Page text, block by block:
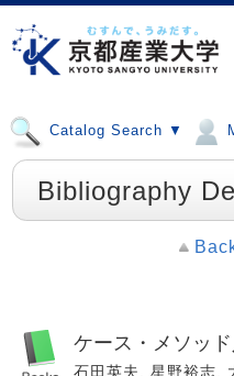
Catalog Search ▼
Bibliography
ケース・メソッド
石田英夫, 星野裕志,